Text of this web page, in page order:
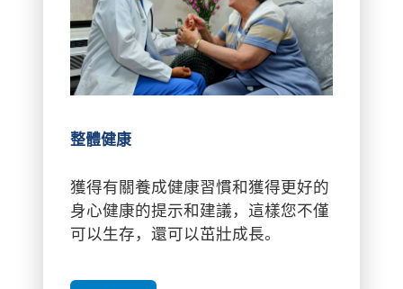
整體健康
獲得有關養成健康習慣和獲得更好的
身心健康的提示和建議，這樣您不僅
可以生存，還可以茁壯成長。